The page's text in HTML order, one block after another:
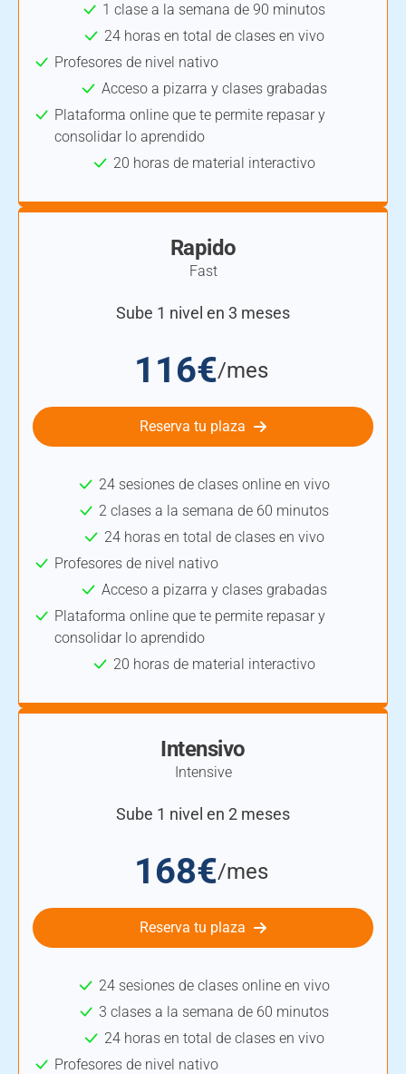
1 clase a la semana de 90 minutos
24 horas en total de clases en vivo
Profesores de nivel nativo
Acceso a pizarra y clases grabadas
Plataforma online que te permite repasar y
consolidar lo aprendido
20 horas de material interactivo
Rapido
Fast
Sube 1 nivel en 3 meses
116€/mes
Reserva tu plaza
24 sesiones de clases online en vivo
2 clases a la semana de 60 minutos
24 horas en total de clases en vivo
Profesores de nivel nativo
Acceso a pizarra y clases grabadas
Plataforma online que te permite repasar y
consolidar lo aprendido
20 horas de material interactivo
Intensivo
Intensive
Sube 1 nivel en 2 meses
168€/mes
Reserva tu plaza
24 sesiones de clases online en vivo
3 clases a la semana de 60 minutos
24 horas en total de clases en vivo
Profesores de nivel nativo